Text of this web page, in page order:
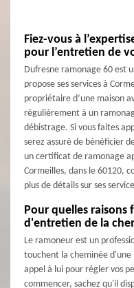
Fiez-vous à
pour l’entretien de
Dufresne ramonage 60 est
propose ses services à
propriétaire d’une maison
régulièrement à un
débistrage. Si vous faites
serez assuré de bénéficier
un certificat de ramonage
Cormeilles, dans le 60120,
plus de détails sur ses
Pour quelles
d'entretien de la
Le ramoneur est un
touchent la cheminée
appel à lui pour régler vos
commencer, sachez qu'il